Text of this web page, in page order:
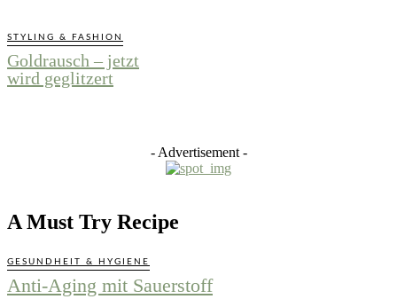
STYLING & FASHION
Goldrausch – jetzt
wird geglitzert
- Advertisement -
A Must Try Recipe
GESUNDHEIT & HYGIENE
Anti-Aging mit Sauerstoff